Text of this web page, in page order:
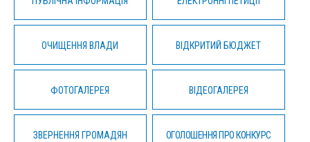
ОЧИЩЕННЯ ВЛАДИ ВІДКРИТИЙ БЮДЖЕТ
ФОТОГАЛЕРЕЯ ВІДЕОГАЛЕРЕЯ
ЗВЕРНЕННЯ ГРОМАДЯН ОГОЛОШЕННЯ ПРО КОНКУРС